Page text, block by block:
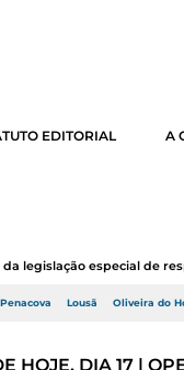
EDITORIAL A
da legislação especial de
Penacova Lousã Oliveira do
HOJE, DIA 17 |